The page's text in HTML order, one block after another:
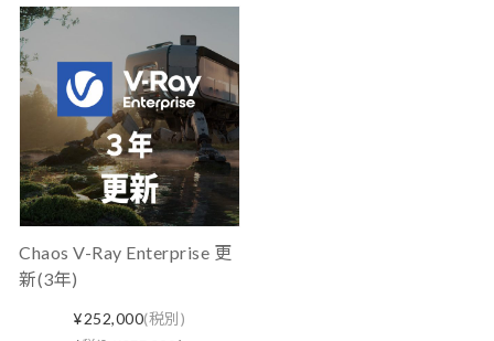
Chaos V-Ray Enterprise 更
新(3年)
¥252,000(税別)